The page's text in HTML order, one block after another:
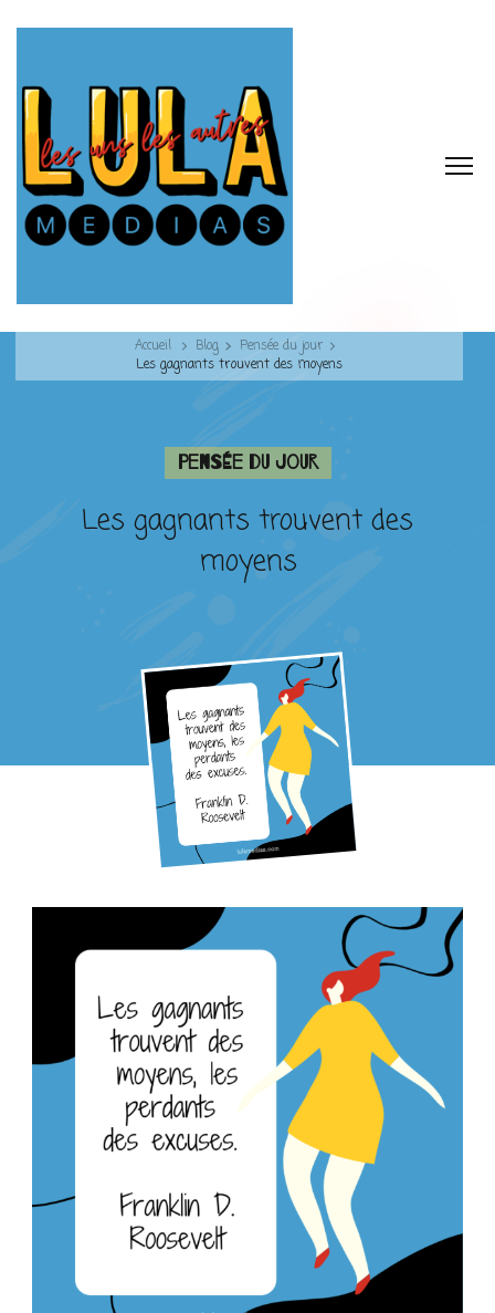
Accueil Blog
Pensée du jour
Les gagnants trouvent des moyens
Pensée du jour
Les gagnants trouvent des
moyens